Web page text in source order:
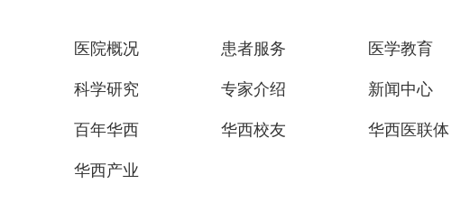
医院概况 患者服务 医学教育
科学研究 专家介绍 新闻中心
百年华西 华西校友 华西医联体
华西产业